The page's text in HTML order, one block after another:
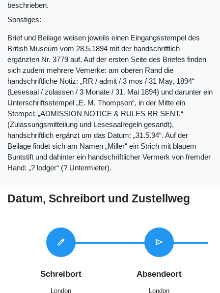
beschrieben.
Sonstiges:
Brief und Beilage weisen jeweils einen Eingangsstempel des
British Museum vom 28.5.1894 mit der handschriftlich
ergänzten Nr. 3779 auf. Auf der ersten Seite des Briefes finden
sich zudem mehrere Vemerke: am oberen Rand die
handschriftliche Notiz: „RR / admit / 3 mos / 31 May, 1894“
(Lesesaal / zulassen / 3 Monate / 31. Mai 1894) und darunter ein
Unterschriftsstempel „E. M. Thompson“, in der Mitte ein
Stempel: „ADMISSION NOTICE & RULES RR SENT.“
(Zulassungsmitteilung und Lesesaalregeln gesandt),
handschriftlich ergänzt um das Datum: „31.5.94“. Auf der
Beilage findet sich am Namen „Miller“ ein Strich mit blauem
Buntstift und dahinter ein handschriftlicher Vermerk von fremder
Hand: „? lodger“ (? Untermieter).
Datum, Schreibort und Zustellweg
edit
Schreibort
London
send
Absendeort
London